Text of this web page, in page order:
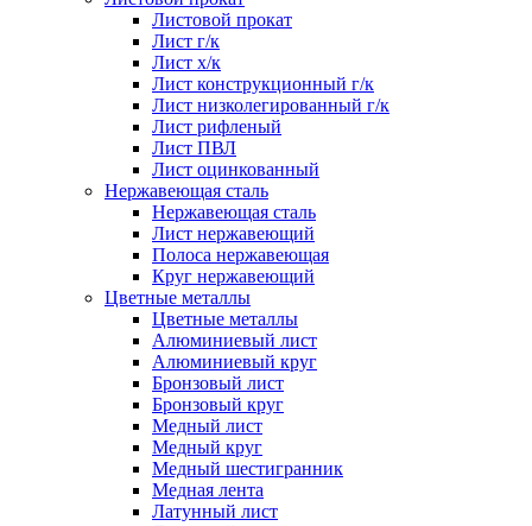
Листовой прокат
Лист г/к
Лист х/к
Лист конструкционный г/к
Лист низколегированный г/к
Лист рифленый
Лист ПВЛ
Лист оцинкованный
Нержавеющая сталь
Нержавеющая сталь
Лист нержавеющий
Полоса нержавеющая
Круг нержавеющий
Цветные металлы
Цветные металлы
Алюминиевый лист
Алюминиевый круг
Бронзовый лист
Бронзовый круг
Медный лист
Медный круг
Медный шестигранник
Медная лента
Латунный лист